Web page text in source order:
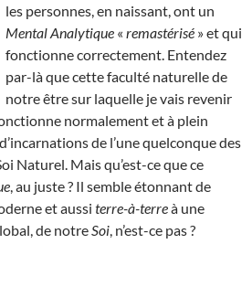
les personnes, en naissant, ont un
Mental Analytique « remastérisé » et qui
fonctionne correctement. Entendez
par-là que cette faculté naturelle de
notre être sur laquelle je vais revenir
normalement et à plein
de l’une quelconque des
Naturel. Mais qu’est-ce que ce
, au juste ? Il semble étonnant de
et aussi terre-à-terreà une
de notre Soi , n’est-ce pas ?